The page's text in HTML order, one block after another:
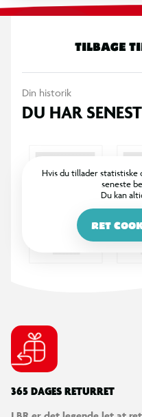
TILBAGE
Din historik
DU HAR
Hvis du tillader statistiske
seneste
Du kan
RET
365 DAGES RETURRET